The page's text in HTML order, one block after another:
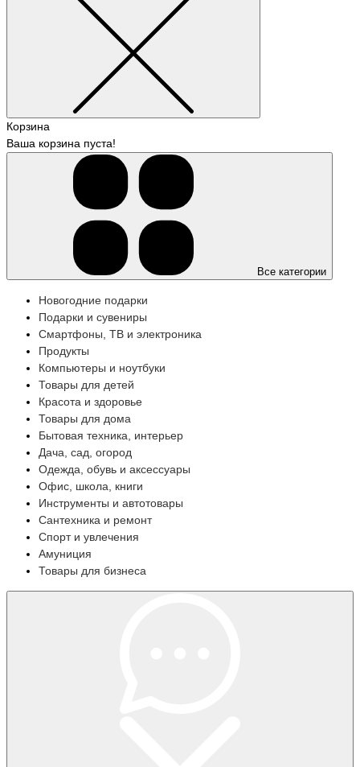
Корзина
Ваша корзина пуста!
Все категории
Новогодние подарки
Подарки и сувениры
Смартфоны, ТВ и электроника
Продукты
Компьютеры и ноутбуки
Товары для детей
Красота и здоровье
Товары для дома
Бытовая техника, интерьер
Дача, сад, огород
Одежда, обувь и аксессуары
Офис, школа, книги
Инструменты и автотовары
Сантехника и ремонт
Спорт и увлечения
Амуниция
Товары для бизнеса